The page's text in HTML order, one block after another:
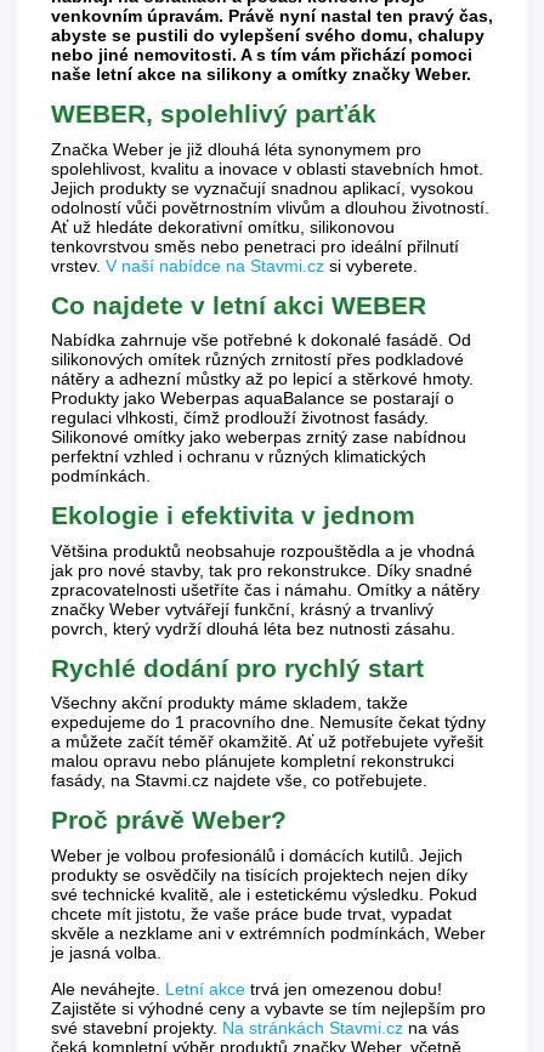
venkovním úpravám. Právě nyní nastal ten pravý čas,
abyste se pustili do vylepšení svého domu, chalupy
nebo jiné nemovitosti. A s tím vám přichází pomoci
naše letní akce na silikony a omítky značky Weber.
WEBER, spolehlivý parťák
Značka Weber je již dlouhá léta synonymem pro
spolehlivost, kvalitu a inovace v oblasti stavebních hmot.
Jejich produkty se vyznačují snadnou aplikací, vysokou
odolností vůči povětrnostním vlivům a dlouhou životností.
Ať už hledáte dekorativní omítku, silikonovou
tenkovrstvou směs nebo penetraci pro ideální přilnutí
vrstev. V naší nabídce na Stavmi.cz si vyberete.
Co najdete v letní akci WEBER
Nabídka zahrnuje vše potřebné k dokonalé fasádě. Od
silikonových omítek různých zrnitostí přes podkladové
nátěry a adhezní můstky až po lepicí a stěrkové hmoty.
Produkty jako Weberpas aquaBalance se postarají o
regulaci vlhkosti, čímž prodlouží životnost fasády.
Silikonové omítky jako weberpas zrnitý zase nabídnou
perfektní vzhled i ochranu v různých klimatických
podmínkách.
Ekologie i efektivita v jednom
Většina produktů neobsahuje rozpouštědla a je vhodná
jak pro nové stavby, tak pro rekonstrukce. Díky snadné
zpracovatelnosti ušetříte čas i námahu. Omítky a nátěry
značky Weber vytvářejí funkční, krásný a trvanlivý
povrch, který vydrží dlouhá léta bez nutnosti zásahu.
Rychlé dodání pro rychlý start
Všechny akční produkty máme skladem, takže
expedujeme do 1 pracovního dne. Nemusíte čekat týdny
a můžete začít téměř okamžitě. Ať už potřebujete vyřešit
malou opravu nebo plánujete kompletní rekonstrukci
fasády, na Stavmi.cz najdete vše, co potřebujete.
Proč právě Weber?
Weber je volbou profesionálů i domácích kutilů. Jejich
produkty se osvědčily na tisících projektech nejen díky
své technické kvalitě, ale i estetickému výsledku. Pokud
chcete mít jistotu, že vaše práce bude trvat, vypadat
skvěle a nezklame ani v extrémních podmínkách, Weber
je jasná volba.
Ale neváhejte. Letní akce trvá jen omezenou dobu!
Zajistěte si výhodné ceny a vybavte se tím nejlepším pro
své stavební projekty. Na stránkách Stavmi.cz na vás
čeká kompletní výběr produktů značky Weber, včetně